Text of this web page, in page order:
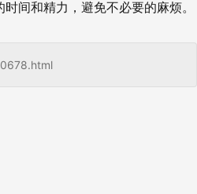
间和精力，避免不必要的麻烦。